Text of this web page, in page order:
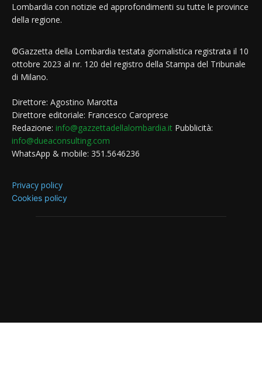
Lombardia con notizie ed approfondimenti su tutte le province
della regione.
©Gazzetta della Lombardia testata giornalistica registrata il 10
ottobre 2023 al nr. 120 del registro della Stampa del Tribunale
di Milano.
Direttore: Agostino Marotta
Direttore editoriale: Francesco Caroprese
Redazione: info@gazzettadellalombardia.it Pubblicità:
info@dueaconsulting.com
WhatsApp & mobile: 351.5646236
Privacy policy
Cookies policy